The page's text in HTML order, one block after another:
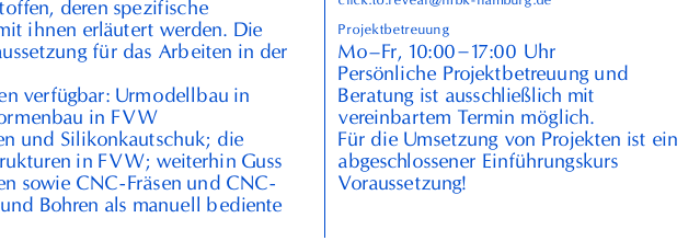
deren spezifische
ihnen erläutert werden. Die
für das Arbeiten in der
verfügbar: Urmodellbau in
in FVW
und Silikonkautschuk; die
inFVW; weiterhin Guss
sowieCNC-Fräsen undCNC-
Bohren als manuell bediente
Projektbetreuung
Mo–Fr, 10:00–17:00 Uhr
Persönliche Projektbetreuung und
Beratung ist ausschließlich mit
vereinbartem Termin möglich.
Für die Umsetzung von Projekten ist ein
abgeschlossener Einführungskurs
Voraussetzung!